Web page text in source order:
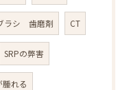
ラシ 歯磨剤 CT
SRPの弊害
れる